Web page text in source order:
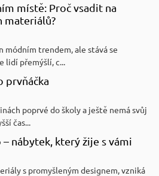
místě: Proč vsadit na
materiálů?
módním trendem, ale stává se
lidí přemýšlí, c...
prvňáčka
poprvé do školy a ještě nemá svůj
čas...
nábytek, který žije s vámi
s promyšleným designem, vzniká